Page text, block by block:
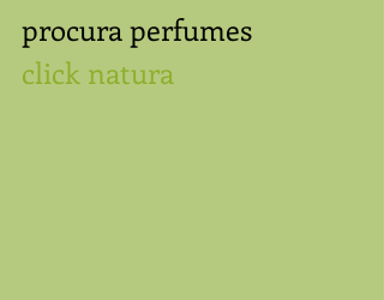
procura perfumes
click natura